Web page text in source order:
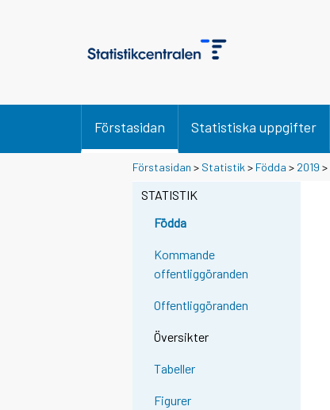
Förstasidan Statistiska uppgifter
Förstasidan > Statistik > Födda > 2019 >
STATISTIK
Födda
Kommande
offentliggöranden
Offentliggöranden
Översikter
Tabeller
Figurer